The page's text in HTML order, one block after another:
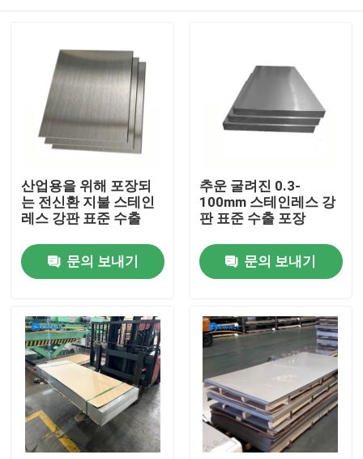
홈
제품 소개
회사 소개
공장 투어
품질 관리
연락처
산업용을 위해 포장되
는 전신환 지불 스테인
레스 강판 표준 수출
문의 보내기
추운 굴려진 0.3-
100mm 스테인레스 강
판 표준 수출 포장
문의 보내기